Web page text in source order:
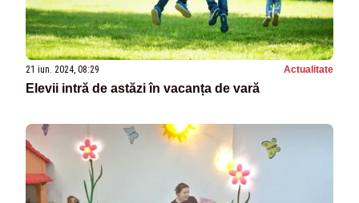
21 iun. 2024, 08:29 Actualitate
Elevii intră de astăzi în vacanța de vară